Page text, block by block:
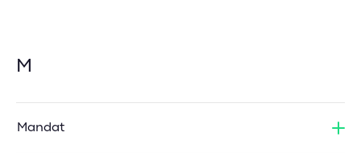
M
Mandat